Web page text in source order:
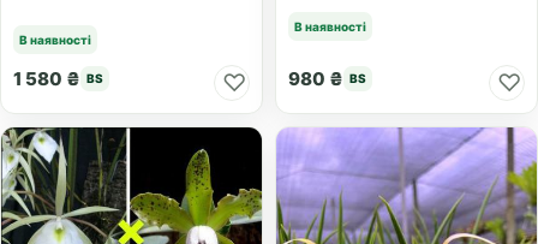
В наявності
1 580 ₴ BS ♡
В наявності
980 ₴ BS ♡